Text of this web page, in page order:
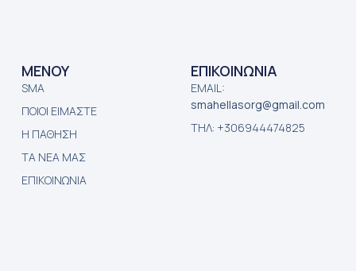
ΜΕΝΟΥ
SMA
ΠΟΙΟΙ ΕΙΜΑΣΤΕ
Η ΠΑΘΗΣΗ
ΤΑ ΝΕΑ ΜΑΣ
ΕΠΙΚΟΙΝΩΝΙΑ
ΕΠΙΚΟΙΝΩΝΙΑ
EMAIL:
smahellasorg@gmail.com
ΤΗΛ: +306944474825